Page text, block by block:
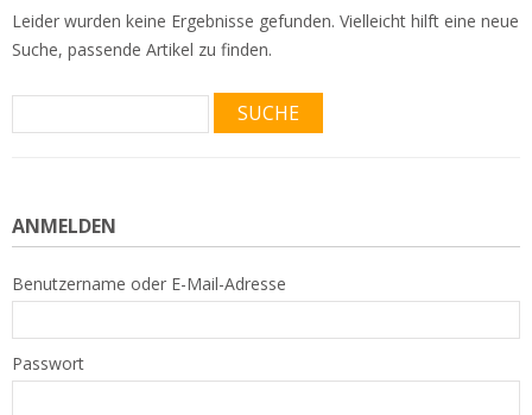
Leider wurden keine Ergebnisse gefunden. Vielleicht hilft eine neue
Suche, passende Artikel zu finden.
nach:
ANMELDEN
Benutzername oder E-Mail-Adresse
Passwort